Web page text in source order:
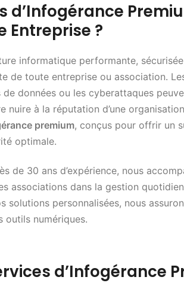
d’Infogérance
Entreprise ?
informatique performante,
de toute entreprise ou association.
données ou les cyberattaques
à la réputation d’une
premium, conçus pour offrir un
optimale.
de 30 ans d’expérience, nous
associations dans la gestion
solutions personnalisées, nous
outils numériques.
d’Infogérance